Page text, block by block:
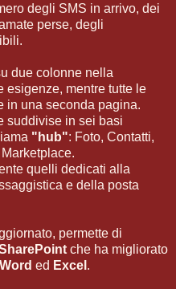
degli SMS in arrivo, dei
perse, degli
due colonne nella
esigenze, mentre tutte le
in una seconda pagina.
suddivise in sei basi
"hub": Foto, Contatti,
quelli dedicati alla
e della posta
permette di
che ha migliorato
Word ed Excel .